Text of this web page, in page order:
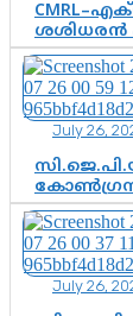
ശശിധരൻ
വിജയനെ
കൂടുതൽ
ഇഡി
July 26,
കോൺഗ്രസ്
July 26,